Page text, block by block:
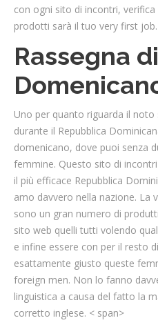
con ogni sito di incontri,
prodotti sarà il tuo very first job.
Rassegna
Uno per quanto riguarda il
durante il Repubblica
domenicano, dove puoi senza
femmine. Questo sito di
il più efficace Repubblica
amo davvero nella nazione. La
sono un gran numero di
sito web quelli tutti volendo
e infine essere con per il resto
esattamente giusto queste
foreign men. Non lo fanno
linguistica a causa del fatto la
corretto inglese. < span>